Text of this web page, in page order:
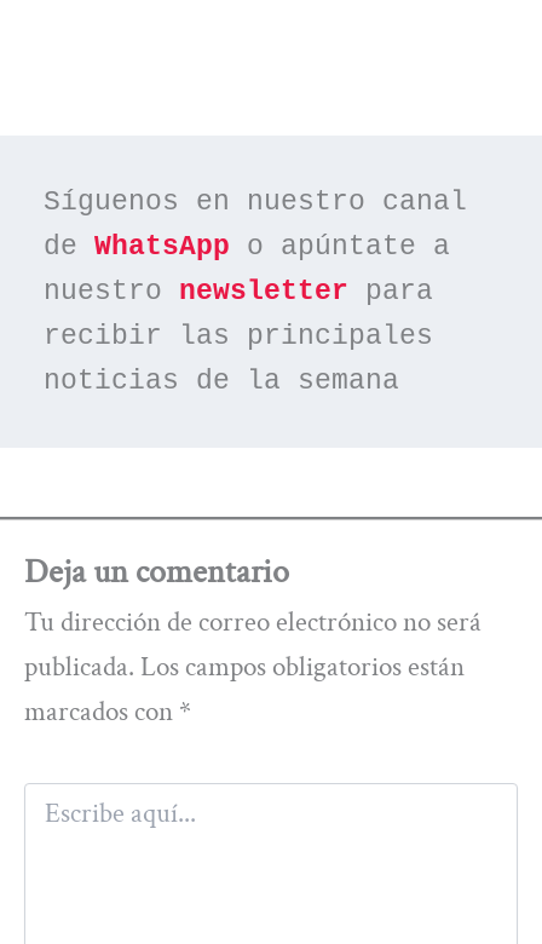
Síguenos en nuestro canal
de WhatsApp o apúntate a
nuestro newsletter para
recibir las principales
noticias de la semana
Deja un comentario
Tu dirección de correo electrónico no será
publicada. Los campos obligatorios están
marcados con *
Escribe
aquí...